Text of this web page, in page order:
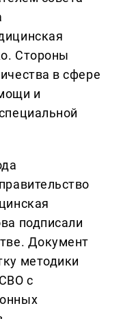
Стороны
в сфере
и
подписали
Документ
методики
с